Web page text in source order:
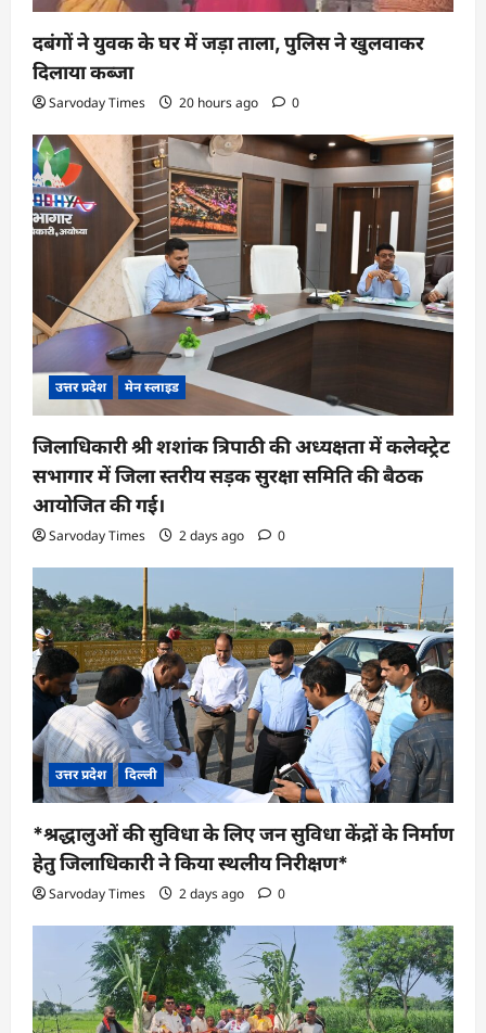
दबंगों ने युवक के घर में जड़ा ताला, पुलिस ने खुलवाकर
दिलाया कब्जा
Sarvoday Times 20 hours ago 0
उत्तर प्रदेश मेन स्लाइड
जिलाधिकारी श्री शशांक त्रिपाठी की अध्यक्षता में कलेक्ट्रेट
सभागार में जिला स्तरीय सड़क सुरक्षा समिति की बैठक
आयोजित की गई।
Sarvoday Times 2 days ago 0
उत्तर प्रदेश दिल्ली
*श्रद्धालुओं की सुविधा के लिए जन सुविधा केंद्रों के निर्माण
हेतु जिलाधिकारी ने किया स्थलीय निरीक्षण*
Sarvoday Times 2 days ago 0